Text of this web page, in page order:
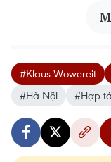
#Klaus Wowereit
#Hà Nội
#Hợp